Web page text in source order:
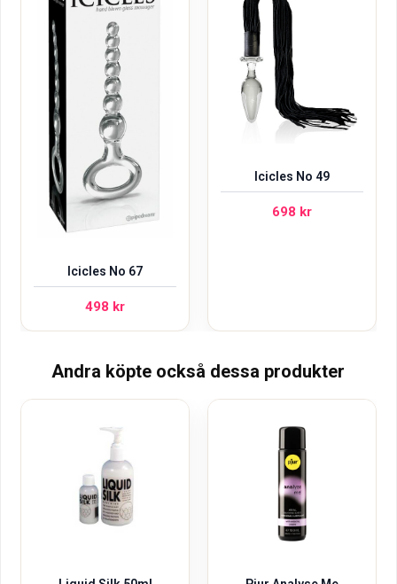
Icicles No 67
498 kr
Icicles No 49
698 kr
Andra köpte också dessa produkter